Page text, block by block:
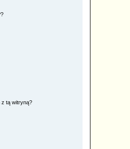
tą witryną?